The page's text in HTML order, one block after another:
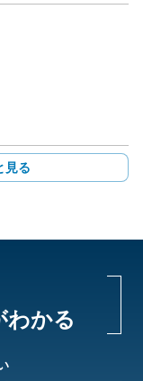
見る
わかる